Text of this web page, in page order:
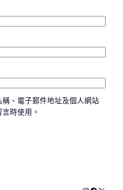
、電子郵件地址及個人網站
時使用。